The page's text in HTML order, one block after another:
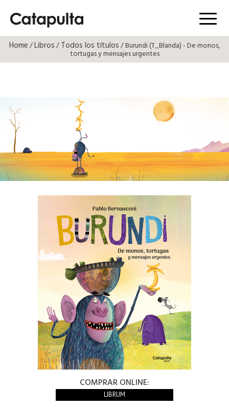
Menú
Home/Libros/Todos los títulos/ Burundi (T_Blanda) - De monos,
tortugas y mensajes urgentes
COMPRAR ONLINE:
LIBRUM